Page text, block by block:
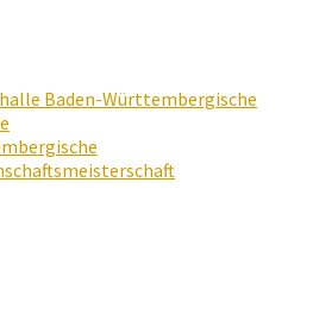
Baden-Württembergische